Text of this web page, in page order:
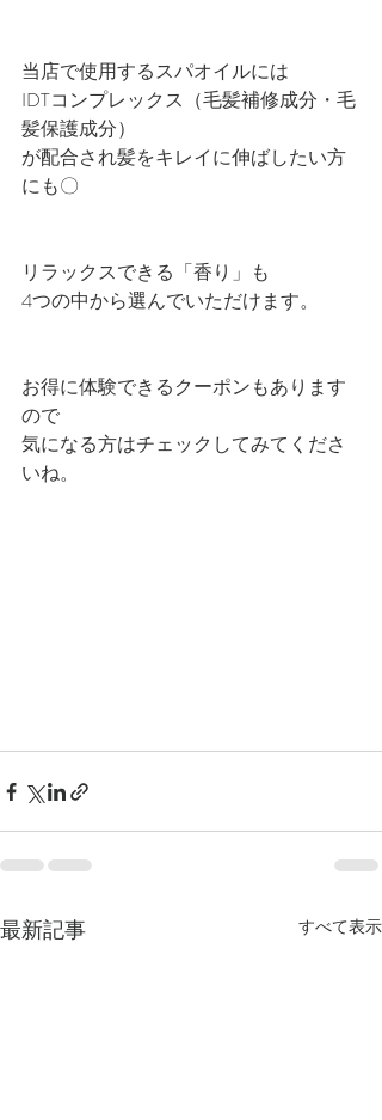
当店で使用するスパオイルには
IDTコンプレックス（毛髪補修成分・毛
髪保護成分）
が配合され髪をキレイに伸ばしたい方
にも〇
リラックスできる「香り」も
4つの中から選んでいただけます。
お得に体験できるクーポンもあります
ので
気になる方はチェックしてみてくださ
いね。
最新記事 すべて表示